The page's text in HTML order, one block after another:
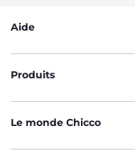
Aide
Produits
Le monde Chicco